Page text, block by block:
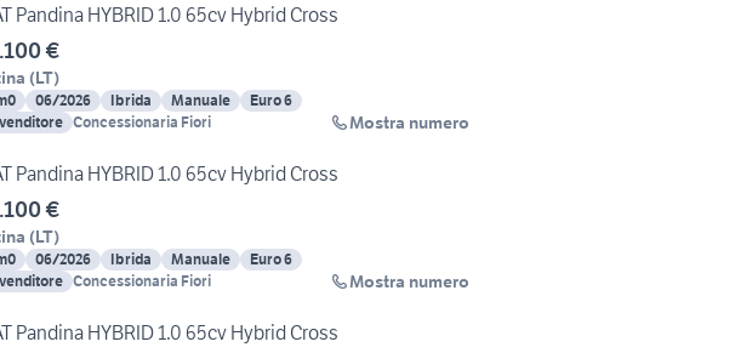
Pandina HYBRID 1.0 65cv Hybrid Cross
€
(LT)
06/2026 Ibrida Manuale
Euro 6
Concessionaria Fiori Mostra numero
Pandina HYBRID 1.0 65cv Hybrid Cross
€
(LT)
06/2026 Ibrida Manuale
Euro 6
Concessionaria Fiori Mostra numero
Pandina HYBRID 1.0 65cv Hybrid Cross